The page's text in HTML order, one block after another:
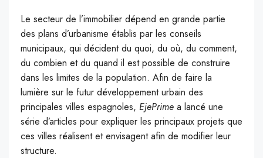
Le secteur de l’immobilier dépend en grande partie
des plans d’urbanisme établis par les conseils
municipaux, qui décident du quoi, du où, du comment,
du combien et du quand il est possible de construire
dans les limites de la population. Afin de faire la
lumière sur le futur développement urbain des
principales villes espagnoles, EjePrime a lancé une
série d’articles pour expliquer les principaux projets que
ces villes réalisent et envisagent afin de modifier leur
structure.